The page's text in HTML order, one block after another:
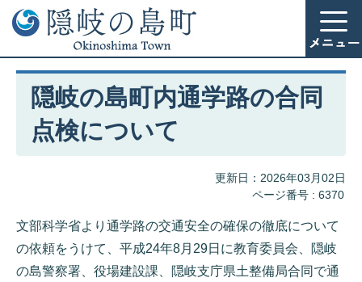
隠岐の島町内通学路の合同
点検について
更新日：2026年03月02日
ページ番号 : 6370
文部科学省より通学路の交通安全の確保の徹底について
の依頼をうけて、平成24年8月29日に教育委員会、隠岐
の島警察署、役場建設課、隠岐支庁県土整備局合同で通